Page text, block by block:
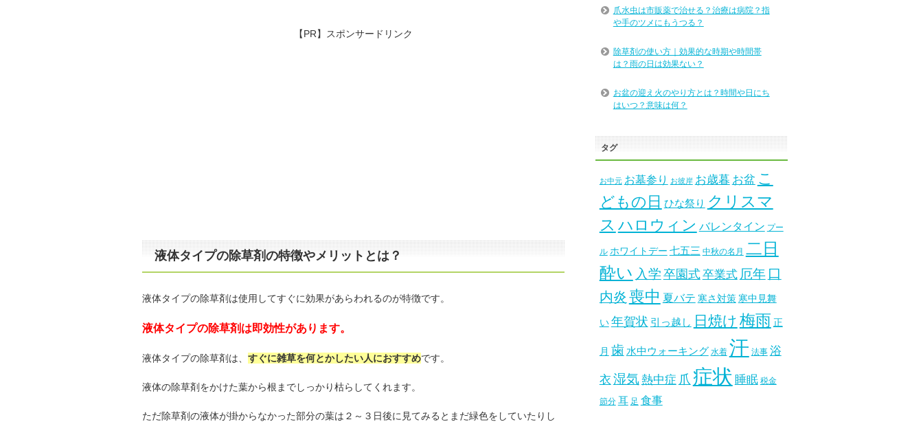
【PR】スポンサードリンク
液体タイプの除草剤の特徴やメリットとは？
液体タイプの除草剤は使用してすぐに効果があらわれるのが特徴です。
液体タイプの除草剤は即効性があります。
液体タイプの除草剤は、 すぐに雑草を何とかしたい人におすすめです。
液体の除草剤をかけた葉から根までしっかり枯らしてくれます。
ただ除草剤の液体が掛からなかった部分の葉は２～３日後に見てみるとまだ緑色をしていたりし
爪水虫は市販薬で治せる？治療は病院？指
や手のツメにもうつる？
除草剤の使い方｜効果的な時期や時間帯
は？雨の日は効果ない？
お盆の迎え火のやり方とは？時間や日にち
はいつ？意味は何？
タグ
お中元 お墓参り お彼岸 お歳暮 お盆 こ
どもの日 ひな祭り クリスマ
ス ハロウィン バレンタイン プー
ル ホワイトデー 七五三 中秋の名月 二日
酔い 入学 卒園式卒業式 厄年 口
内炎 喪中 夏バテ 寒さ対策 寒中見舞
い 年賀状 引っ越し 日焼け 梅雨 正
月 歯 水中ウォーキング 水着 汗 法事 浴
衣 湿気 熱中症 爪 症状 睡眠 税金
節分 耳 足 食事